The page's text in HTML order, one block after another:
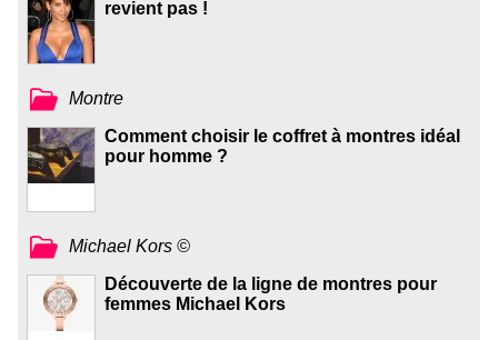
revient pas !
Montre
Comment choisir le coffret à montres idéal
pour homme ?
Michael Kors ©
Découverte de la ligne de montres pour
femmes Michael Kors